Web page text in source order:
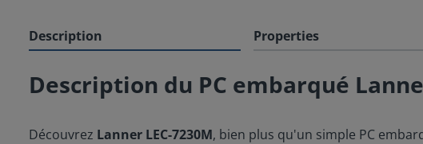
Description Properties
Description du PC embarqué
Découvrez Lanner LEC-7230M, bien plus qu'un simple PC